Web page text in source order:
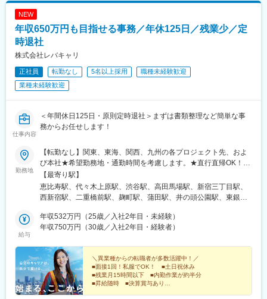
線)、芦屋駅(東海道本線)、芦屋川駅、芦屋駅(阪神線)、京都駅、烏
丸御池駅、二条駅、三条駅(京都府)、四条駅(京都市営)、烏丸駅、
祇園四条駅、出町柳駅、桂駅、伏見桃山駅、中書島駅、山科駅、
駅、東向日駅、亀岡駅、城陽駅、寺田駅(京都府)、京田辺駅、新田
辺駅、木津駅(京都府)、八幡市駅、石清水八幡宮駅、六本木駅、新
王子駅、府中本町駅、布田駅、東村山駅、狛江駅、中浦和駅、川
口元郷駅、朝霞台駅、南越谷駅、京急川崎駅、新丸子駅、高津駅
阪梅田駅(阪神線)、大阪阿部野橋駅、大阪難波駅、大阪城北詰駅、
西中島南方駅、堺筋本町駅、大小路駅、なかもず駅、ＪＲ河内永
和駅、河内花園駅、三宮駅(神戸新交通)、ハーバーランド駅、出屋
敷駅、猪名寺駅、山陽明石駅、さくら夙川駅、九条駅(京都府)、丸
太町駅(京都市営)、三条京阪駅、京都河原町駅、元田中駅、桃山御
陵前駅、京阪山科駅、三室戸駅、ケーブル八幡宮山上駅、赤坂駅
(東京都)、梅田駅(地下鉄)、東新宿駅、京橋駅(東京都)、御徒町
駅、泉岳寺駅、蒲生駅、武蔵溝ノ口駅、横浜駅、西梅田駅、天王
寺駅前駅、なんば駅(南海線)、大阪ビジネスパーク駅、南方駅(大
神戸駅、西新町駅、阪神国道駅、香櫨園駅、苦楽園口駅、東寺
駅、二条城前駅、京都市役所前駅、五条駅(京都市営)、近鉄丹波橋
駅、四宮駅、ケーブル八幡宮口駅
NEW
年収650万円も目指せる事務／年休125日／残業少／定
時退社
株式会社レバキャリ
正社員 転勤なし 5名以上採用
職種未経験歓迎
業種未経験歓迎
仕事内容
＜年間休日125日・原則定時退社＞まずは書類整理など簡単な事
務からお任せします！
勤務地
【転勤なし】関東、東海、関西、九州の各プロジェクト先、およ
び本社★希望勤務地・通勤時間を考慮します。★直行直帰OK！
★U・Iターン歓迎！住宅手当あり★全国出張が可能な方には充実
手当あり◎▼プロジェクト先【関東】東京、埼玉、千葉、神奈川
など【東海】愛知【関西】大阪【九州】福岡▼本社東京都品川区
【最寄り駅】
恵比寿駅、代々木上原駅、渋谷駅、高田馬場駅、新宿三丁目駅、
西新宿駅、二重橋前駅、麹町駅、蒲田駅、井の頭公園駅、東銀座
船堀駅、押上駅、木場駅(東京都)、清澄白河駅、有楽町駅、豊洲
駅、南砂町駅、綾瀬駅、三田駅(東京都)、森下駅(東京都)、高輪台
駅、亀戸駅、テレコムセンター駅、六本木駅、田町駅(東京都)、白
金高輪駅、高輪ゲートウェイ駅、神谷町駅、外苑前駅、国立駅、
南新宿駅、初台駅、千駄ケ谷駅、曙橋駅、国立競技場駅、四谷三
丁目駅、西荻窪駅、富士見ケ丘駅、荻窪駅、神保町駅、淡路町
駅、秋葉原駅、市ケ谷駅、九段下駅、上野御徒町駅、昭和島駅、
給与
年収532万円（25歳／入社2年目・未経験）
年収750万円（30歳／入社2年目・経験者）
＼異業種からの転職者が多数活躍中！／
■面接1回！私服でOK！ ■土日祝休み
■残業月15時間以下 ■内勤作業が約半分
■昇給随時 ■決算賞与あり